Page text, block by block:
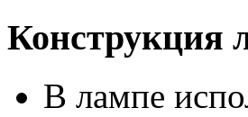
Конструкция
В лампе